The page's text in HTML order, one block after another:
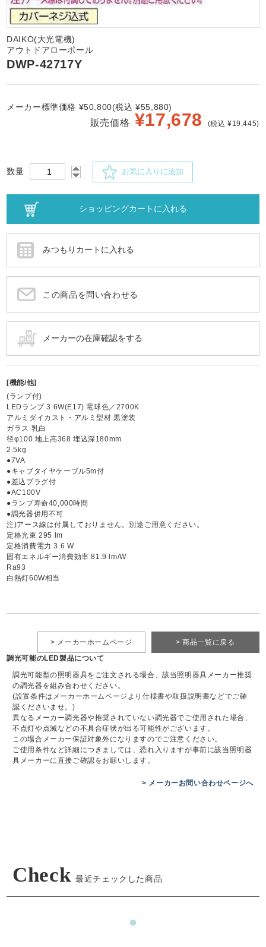
DAIKO(大光電機)
アウトドアローポール
DWP-42717Y
メーカー標準価格 ¥50,800(税込 ¥55,880)
販売価格 ¥17,678 (税込 ¥19,445)
数量 お気に入りに追加
この商品を問い合わせる
[機能/他]
(ランプ付)
LEDランプ 3.6W(E17) 電球色／2700K
アルミダイカスト・アルミ型材 黒塗装
ガラス 乳白
径φ100 地上高368 埋込深180mm
2.5kg
●7VA
●キャブタイヤケーブル5m付
●差込プラグ付
●AC100V
●ランプ寿命40,000時間
●調光器併用不可
注)アース線は付属しておりません。別途ご用意ください。
定格光束 295 lm
定格消費電力 3.6 W
固有エネルギー消費効率 81.9 lm/W
Ra93
白熱灯60W相当
> 商品一覧に戻る
> メーカーホームページ
調光可能のLED製品について
調光可能型の照明器具をご注文される場合、該当照明器具メーカー推奨
の調光器を組み合わせください。
(設置条件はメーカーホームページより仕様書や取扱説明書などでご確
認くださいませ。)
異なるメーカー調光器や推奨されていない調光器でご使用された場合、
不点灯や点滅などの不具合症状が出る可能性がございます。
この場合メーカー保証対象外になりますのでご注意ください。
ご使用条件など詳細につきましては、恐れ入りますが事前に該当照明器
具メーカーに直接ご確認をお願いします。
> メーカーお問い合わせページへ
Check 最近チェックした商品